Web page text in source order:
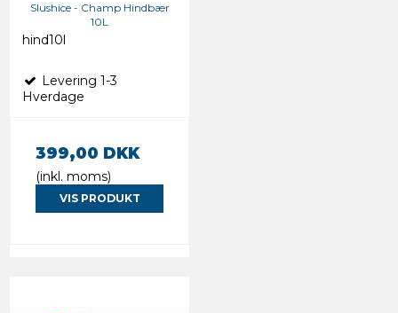
Slushice - Champ Hindbær
10L
hind10l
Levering 1-3
Hverdage
399,00 DKK
(inkl. moms)
VIS PRODUKT